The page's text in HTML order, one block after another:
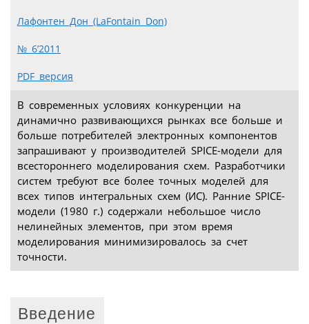
Лафонтен Дон (LaFontain Don)
№ 6’2011
PDF версия
В современных условиях конкуренции на
динамично развивающихся рынках все больше и
больше потребителей электронных компонентов
запрашивают у производителей SPICE-модели для
всестороннего моделирования схем. Разработчики
систем требуют все более точных моделей для
всех типов интегральных схем (ИС). Ранние SPICE-
модели (1980 г.) содержали небольшое число
нелинейных элементов, при этом время
моделирования минимизировалось за счет
точности.
Введение